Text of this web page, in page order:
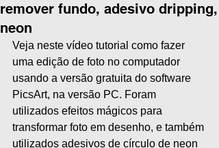
remover fundo, adesivo dripping,
neon
Veja neste vídeo tutorial como fazer
uma edição de foto no computador
usando a versão gratuita do software
PicsArt, na versão PC. Foram
utilizados efeitos mágicos para
transformar foto em desenho, e também
utilizados adesivos de círculo de neon